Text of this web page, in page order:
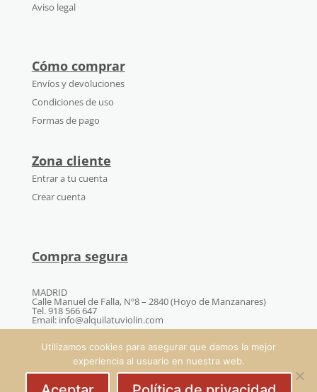
Aviso legal
Cómo comprar
Envíos y devoluciones
Condiciones de uso
Formas de pago
Zona cliente
Entrar a tu cuenta
Crear cuenta
Compra segura
MADRID
Calle Manuel de Falla, Nº8 – 2840 (Hoyo de Manzanares)
Tel. 918 566 647
Email: info@alquilatuviolin.com
Utilizamos cookies para asegurar que damos la mejor
experiencia al usuario en nuestra web.